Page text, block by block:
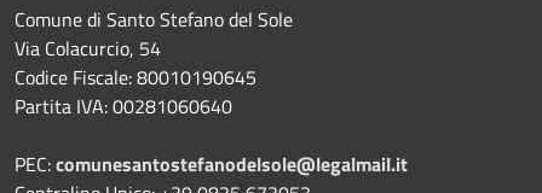
Comune di Santo Stefano del Sole
Via Colacurcio, 54
Codice Fiscale: 80010190645
Partita IVA: 00281060640
PEC:comunesantostefanodelsole@legalmail.it